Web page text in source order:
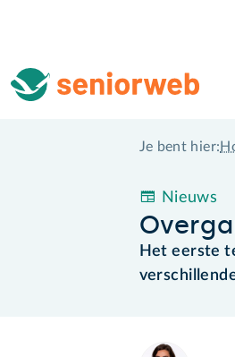
Je bent hier:
Nieuws
Het eerste